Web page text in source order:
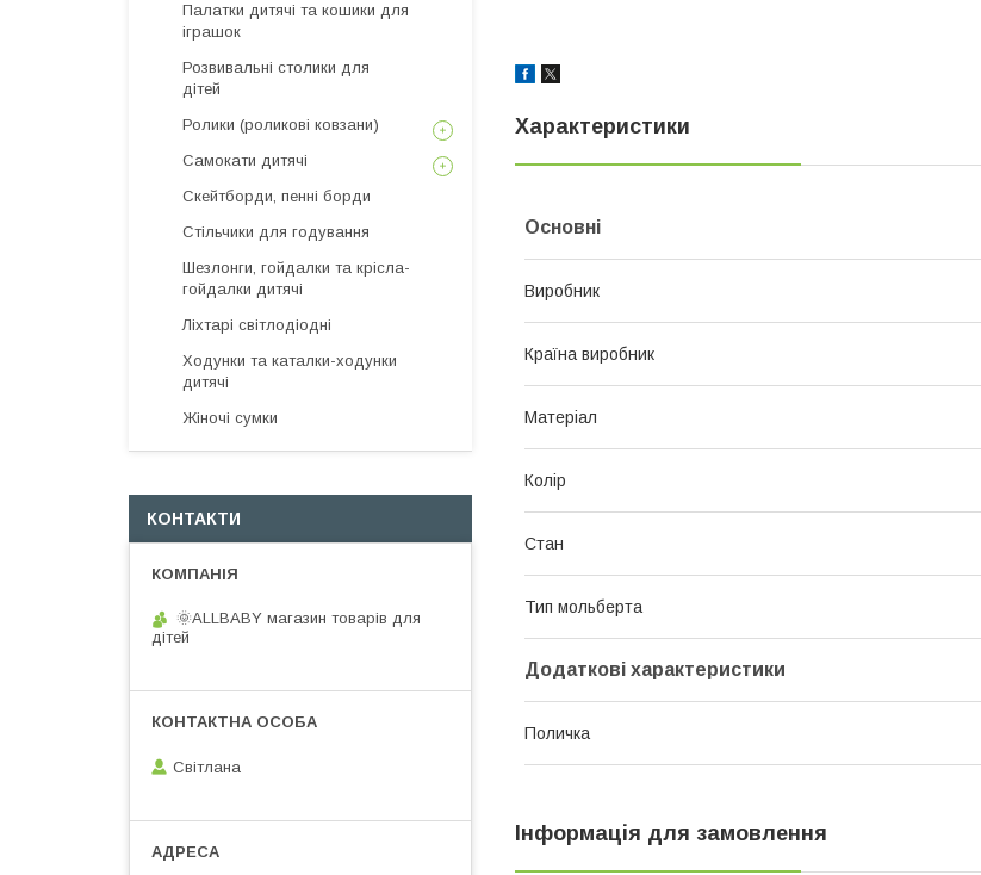
Характеристики
Основні
Виробник
Країна виробник
Матеріал
Колір
Стан
Тип мольберта
Додаткові характеристики
Поличка
Інформація для замовлення
Палатки дитячі та кошики для
іграшок
Розвивальні столики для
дітей
Ролики (роликові ковзани)
Самокати дитячі
Скейтборди, пенні борди
Стільчики для годування
Шезлонги, гойдалки та крісла-
гойдалки дитячі
Ліхтарі світлодіодні
Ходунки та каталки-ходунки
дитячі
Жіночі сумки
КОНТАКТИ
🌞ALLBABY магазин товарів для
дітей
Світлана